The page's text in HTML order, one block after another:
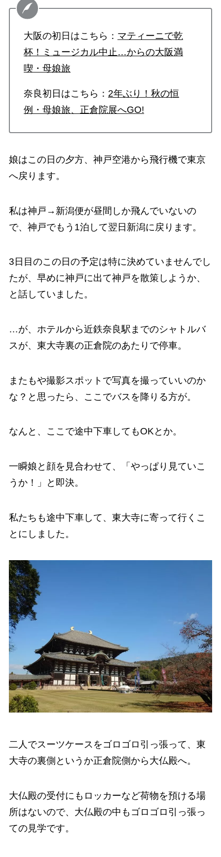
大阪の初日はこちら： マティーニで乾
杯！ミュージカル中止…からの大阪満
喫・母娘旅
奈良初日はこちら： 2年ぶり！秋の恒
例・母娘旅、正倉院展へGO!
娘はこの日の夕方、神戸空港から飛行機で東京
へ戻ります。
私は神戸→新潟便が昼間しか飛んでいないの
で、神戸でもう1泊して翌日新潟に戻ります。
3日目のこの日の予定は特に決めていませんでし
たが、早めに神戸に出て神戸を散策しようか、
と話していました。
…が、ホテルから近鉄奈良駅までのシャトルバ
スが、東大寺裏の正倉院のあたりで停車。
またもや撮影スポットで写真を撮っていいのか
な？と思ったら、ここでバスを降りる方が。
なんと、ここで途中下車してもOKとか。
一瞬娘と顔を見合わせて、「やっぱり見ていこ
うか！」と即決。
私たちも途中下車して、東大寺に寄って行くこ
とにしました。
二人でスーツケースをゴロゴロ引っ張って、東
大寺の裏側というか正倉院側から大仏殿へ。
大仏殿の受付にもロッカーなど荷物を預ける場
所はないので、大仏殿の中もゴロゴロ引っ張っ
ての見学です。